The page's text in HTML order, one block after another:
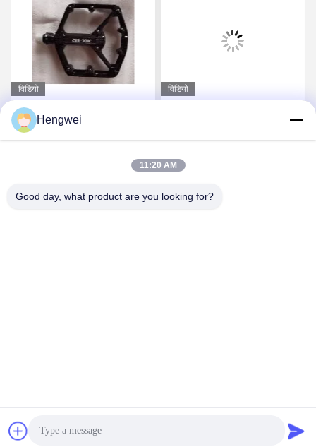
विडियो
एल्यूमीनियम माउंटेन बाइक
क्लिपलेस पेडल दो तरफा
प्लेटफार्म प्रकार
विडियो
300 ग्राम
children-bicycles.com . सर्वाधिकार सुरक्षित।
Hengwei
11:20 AM
Good day, what product are you looking for?